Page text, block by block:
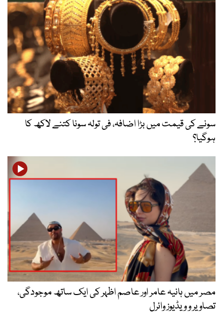
سونے کی قیمت میں بڑا اضافہ، فی تولہ سونا کتنے لاکھ کا
ہوگیا؟
مصر میں ہانیہ عامر اور عاصم اظہر کی ایک ساتھ موجودگی،
تصاویر و ویڈیوز وائرل